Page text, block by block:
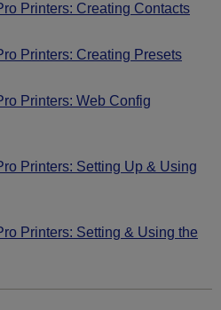
Printers: Creating Contacts
Printers: Creating Presets
Printers: Web Config
Printers: Setting Up & Using
Printers: Setting & Using the